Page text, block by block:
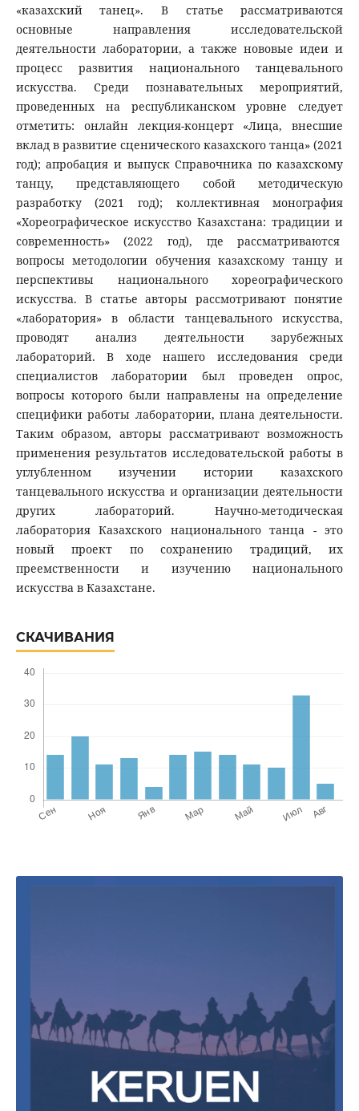
«казахский танец». В статье рассматриваются
основные направления исследовательской
деятельности лаборатории, а также нововые идеи и
процесс развития национального танцевального
искусства. Среди познавательных мероприятий,
проведенных на республиканском уровне следует
отметить: онлайн лекция-концерт «Лица, внесшие
вклад в развитие сценического казахского танца» (2021
год); апробация и выпуск Справочника по казахскому
танцу, представляющего собой методическую
разработку (2021 год); коллективная монография
«Хореографическое искусство Казахстана: традиции и
современность» (2022 год), где рассматриваются
вопросы методологии обучения казахскому танцу и
перспективы национального хореографического
искусства. В статье авторы рассмотривают понятие
«лаборатория» в области танцевального искусства,
проводят анализ деятельности зарубежных
лабораторий. В ходе нашего исследования среди
специалистов лаборатории был проведен опрос,
вопросы которого были направлены на определение
специфики работы лаборатории, плана деятельности.
Таким образом, авторы рассматривают возможность
применения результатов исследовательской работы в
углубленном изучении истории казахского
танцевального искусства и организации деятельности
других лабораторий. Научно-методическая
лаборатория Казахского национального танца - это
новый проект по сохранению традиций, их
преемственности и изучению национального
искусства в Казахстане.
СКАЧИВАНИЯ